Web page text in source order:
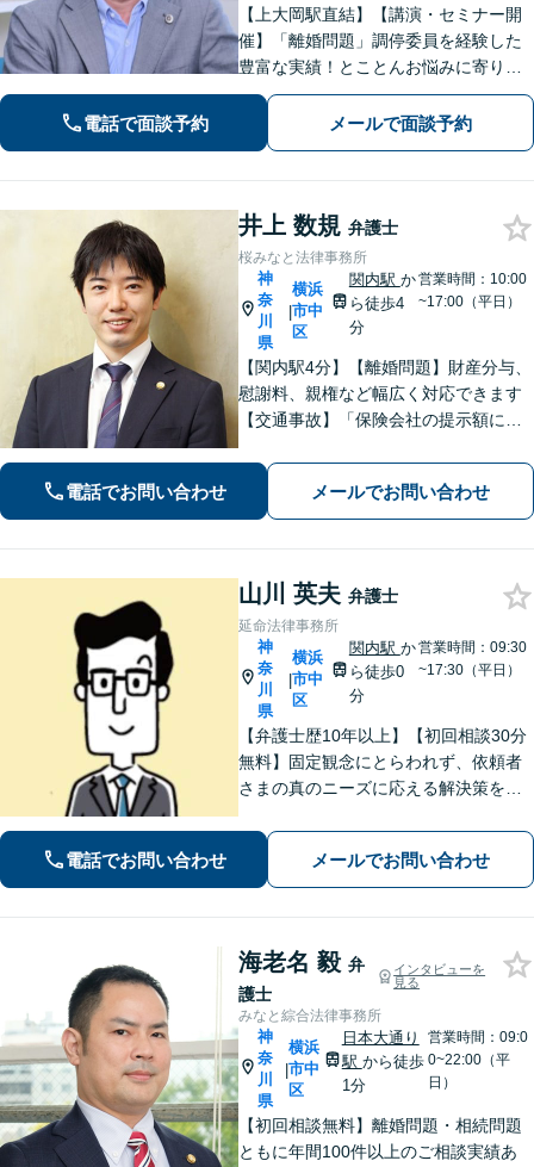
【上大岡駅直結】【講演・セミナー開
催】「離婚問題」調停委員を経験した
豊富な実績！とことんお悩みに寄り添
います！「交通事故」医学的知見・保
険制度の知識を活かしたトータルサポ
ートを実現【完全個室対応／子連れ相
電話で面談予約 メールで面談予約
井上 数規 弁護士
桜みなと法律事務所
神
奈
川
県
|
横浜
市中
区
関内駅 か
ら徒歩4
分
営業時間：10:00
~17:00（平日）
【関内駅4分】【離婚問題】財産分与、
慰謝料、親権など幅広く対応できます
【交通事故】「保険会社の提示額に納
まい困惑している」などご相談くださ
い！【分割払いOK】【初回面談60分無
料】【休日・夜間面談可】
電話でお問い合わせ メールでお問い合わせ
山川 英夫 弁護士
延命法律事務所
神
奈
川
県
|
横浜
市中
区
関内駅 か
ら徒歩0
分
営業時間：09:30
~17:30（平日）
【弁護士歴10年以上】【初回相談30分
無料】固定観念にとらわれず、依頼者
さまの真のニーズに応える解決策を導
士業との連携で不動産トラブルや相続
問題にワンストップの対応も可能【WE
B面談対応】【関内駅3分】
電話でお問い合わせ メールでお問い合わせ
海老名 毅 弁
護士
インタビューを
見る
みなと綜合法律事務所
神
奈
川
県
|
横浜
市中
区
日本大通り
駅 から徒歩
1分
営業時間：09:0
0~22:00（平
日）
【初回相談無料】離婚問題・相続問題
ともに年間100件以上のご相談実績あ